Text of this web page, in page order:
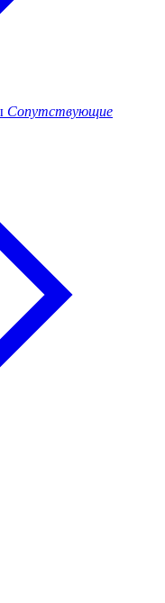
Сопутствующие